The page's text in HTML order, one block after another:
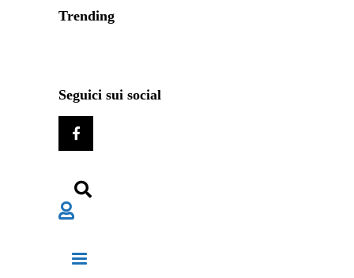
Trending
Seguici sui social